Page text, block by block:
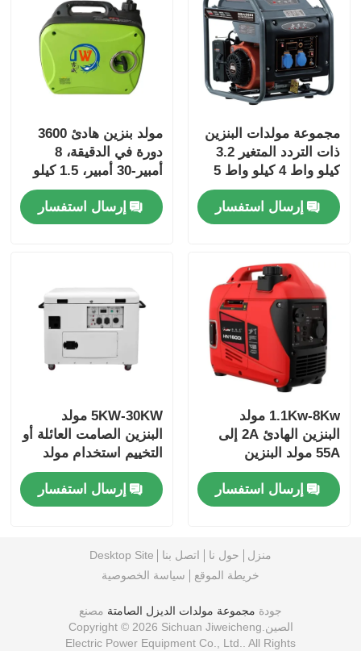
مجموعة مولدات البنزين
ذات التردد المتغير 3.2
كيلو واط 4 كيلو واط 5
كيلو واط مولد صامت
بنزين إرسال استفسار
مولد بنزين هادئ 3600
دورة في الدقيقة، 8
أمبير-30 أمبير، 1.5 كيلو
واط، 2 كيلو واط، 2.5
كيلو واط، 3 كيلو واطإرسال استفسار
1.1Kw-8Kw مولد
البنزين الهادئ 2A إلى
55A مولد البنزين
المحمول
إرسال استفسار
5KW-30KW مولد
البنزين الصامت العائلة أو
التخييم استخدام مولد
البنزين الصامت
إرسال استفسار
منزل حول نا اتصل بنا
Desktop Site
خريطة الموقع
سياسة الخصوصية
جودة مجموعة مولدات الديزل الصامتة مصنع
الصين.Copyright © 2026 Sichuan Jiweicheng
Electric Power Equipment Co., Ltd.. All Rights